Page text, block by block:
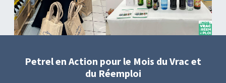
Petrel en Action pour le Mois du Vrac et
du Réemploi